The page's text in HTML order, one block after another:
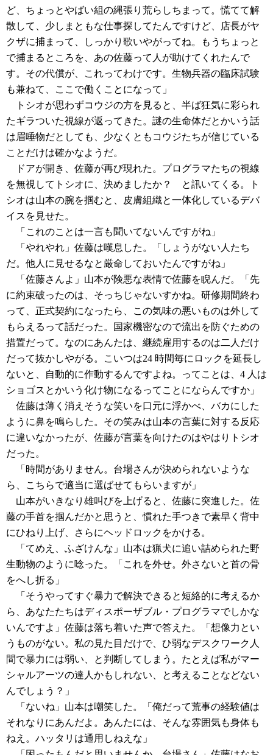
ど、ちょっとやばい組の縄張り荒らしちまって。慌てて解
散して、少しまともな仕事探してたんですけど、店長がヤ
クザに捕まって、しっかり歌いやがってね。もうちょっと
で捕まるところを、あの佐藤って人が助けてくれたんで
す。その代償が、これってわけです。生物兵器の臨床試験
も兼ねて、ここで働くことになって」
トシオが思わずコウジの方を見ると、半ば狂気に彩られ
たギラついた視線が返ってきた。謎の生命体だとかいう話
は眉唾物だとしても、少なくともコウジたちが信じている
ことだけは確かなようだ。
ドアが開き、佐藤が再び現れた。プログラマたちの視線
を無視してトシオに、決めましたか？ と訊いてくる。ト
シオは山本の腕を掴むと、皮膚組織と一体化しているデバ
イスを見せた。
「これのことは一言も聞いてないんですがね」
「やれやれ」佐藤は嘆息した。「しょうがない人たち
だ。他人に見せるなと厳命しておいたんですがね」
「佐藤さんよ」山本が険悪な表情で佐藤を睨んだ。「先
に約束破ったのは、そっちじゃないすかね。研修期間終わ
って、正式契約になったら、この気味の悪いものは外して
もらえるって話だった。国家機密なので流出を防ぐための
措置だって。なのにあんたは、継続雇用するのは二人だけ
だって抜かしやがる。こいつは24 時間毎にロックを延長し
ないと、自動的に作動するんですよね。ってことは、4 人は
ショゴスとかいう化け物になるってことにならんですか」
佐藤は薄く消えそうな笑いを口元に浮かべ、バカにした
ように鼻を鳴らした。その笑みは山本の言葉に対する反応
に違いなかったが、佐藤が言葉を向けたのはやはりトシオ
だった。
「時間がありません。台場さんが決められないような
ら、こちらで適当に選ばせてもらいますが」
山本がいきなり雄叫びを上げると、佐藤に突進した。佐
藤の手首を掴んだかと思うと、慣れた手つきで素早く背中
にひねり上げ、さらにヘッドロックをかける。
「てめえ、ふざけんな」山本は猟犬に追い詰められた野
生動物のように唸った。「これを外せ。外さないと首の骨
をへし折る」
「そうやってすぐ暴力で解決できると短絡的に考えるか
ら、あなたたちはディスポーザブル・プログラマでしかな
いんですよ」佐藤は落ち着いた声で答えた。「想像力とい
うものがない。私の見た目だけで、ひ弱なデスクワーク人
間で暴力には弱い、と判断してしまう。たとえば私がマー
シャルアーツの達人かもしれない、と考えることなどない
んでしょう？」
「ないね」山本は嘲笑した。「俺だって荒事の経験値は
それなりにあんだよ。あんたには、そんな雰囲気も身体も
ねえ。ハッタリは通用しねえな」